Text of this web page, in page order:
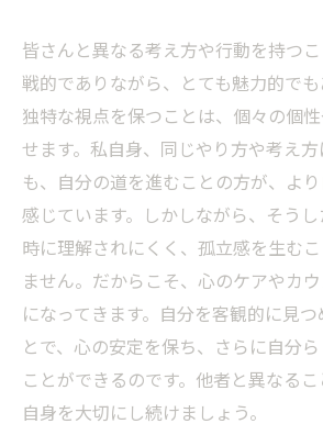
皆さんと異なる考え方や行動を持つ
戦的でありながら、とても魅力的で
独特な視点を保つことは、個々の個
せます。私自身、同じやり方や考え
も、自分の道を進むことの方が、よ
感じています。しかしながら、そう
時に理解されにくく、孤立感を生む
ません。だからこそ、心のケアやカ
になってきます。自分を客観的に見
とで、心の安定を保ち、さらに自分
ことができるのです。他者と異なる
自身を大切にし続けましょう。